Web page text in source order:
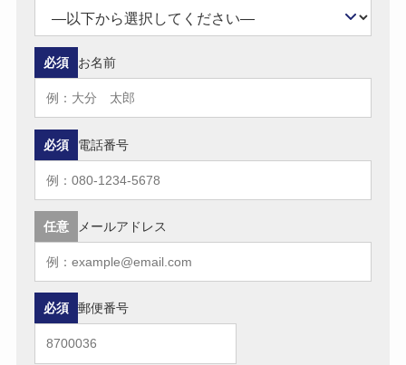
お名前
必須
電話番号
必須
メールアドレス
任意
郵便番号
必須